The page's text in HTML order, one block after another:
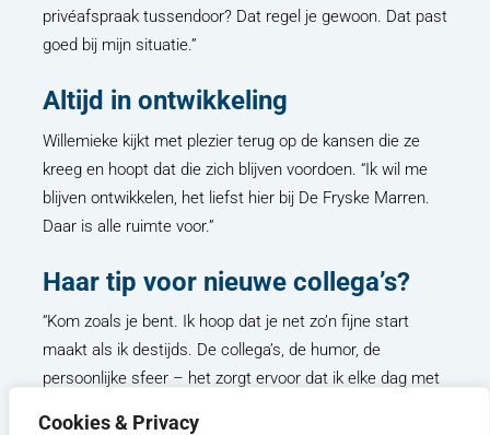
Cookies & Privacy
privéafspraak tussendoor? Dat regel je gewoon. Dat past
goed bij mijn situatie.”
Altijd in ontwikkeling
Willemieke kijkt met plezier terug op de kansen die ze
kreeg en hoopt dat die zich blijven voordoen. “Ik wil me
blijven ontwikkelen, het liefst hier bij De Fryske Marren.
Daar is alle ruimte voor.”
Haar tip voor nieuwe collega’s?
“Kom zoals je bent. Ik hoop dat je net zo’n fijne start
maakt als ik destijds. De collega’s, de humor, de
persoonlijke sfeer – het zorgt ervoor dat ik elke dag met